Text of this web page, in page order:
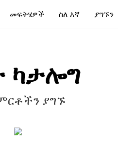
መፍትሄዎች ስለ እኛ ያግኙን
ካታሎግ
ያግኙ